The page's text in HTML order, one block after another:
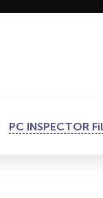
PC INSPECTOR